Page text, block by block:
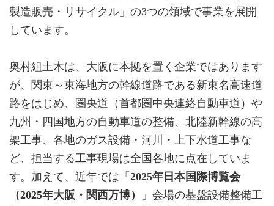
製造販売・リサイクル」の3つの領域で事業を展開
しています。
奥村組土木は、大阪に本拠を置く企業ではあります
が、関東～東海地方の幹線道路である新東名高速道
路をはじめ、圏央道（首都圏中央連絡自動車道）や
九州・四国地方の自動車道の整備、北陸新幹線の高
架工事、各地のガス設備・河川・上下水道工事な
ど、担当する工事現場は全国各地に点在していま
す。加えて、近年では「 2025年日本国際博覧会
（2025年大阪・関西万博）
」会場の基盤設備整備工